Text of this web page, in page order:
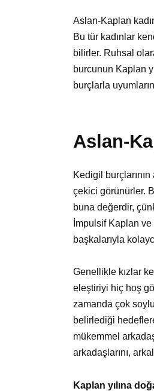
Aslan-Kaplan
Bu tür kadınlar
bilirler. Ruhsal
burcunun Kaplan
burçlarla
Aslan-
Kedigil
çekici görünürler.
buna değerdir,
İmpulsif Kaplan
başkalarıyla
Genellikle kızlar
eleştiriyi hiç hoş
zamanda çok
belirlediği
mükemmel
arkadaşlarını,
Kaplan yılına